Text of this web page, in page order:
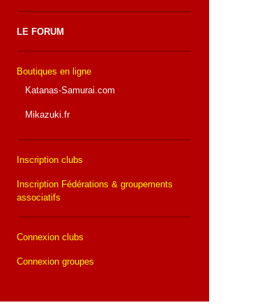
LE FORUM
Boutiques en ligne
Katanas-Samurai.com
Mikazuki.fr
Inscription clubs
Inscription Fédérations & groupements
associatifs
Connexion clubs
Connexion groupes